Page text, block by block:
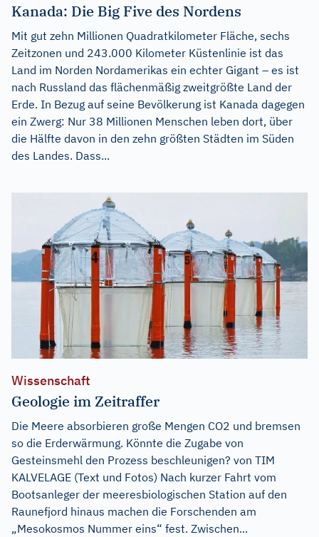
Kanada: Die Big Five des Nordens
Mit gut zehn Millionen Quadratkilometer Fläche, sechs
Zeitzonen und 243.000 Kilometer Küstenlinie ist das
Land im Norden Nordamerikas ein echter Gigant – es ist
nach Russland das flächenmäßig zweitgrößte Land der
Erde. In Bezug auf seine Bevölkerung ist Kanada dagegen
ein Zwerg: Nur 38 Millionen Menschen leben dort, über
die Hälfte davon in den zehn größten Städten im Süden
des Landes. Dass...
Wissenschaft
Geologie im Zeitraffer
Die Meere absorbieren große Mengen CO2 und bremsen
so die Erderwärmung. Könnte die Zugabe von
Gesteinsmehl den Prozess beschleunigen? von TIM
KALVELAGE (Text und Fotos) Nach kurzer Fahrt vom
Bootsanleger der meeresbiologischen Station auf den
Raunefjord hinaus machen die Forschenden am
„Mesokosmos Nummer eins“ fest. Zwischen...